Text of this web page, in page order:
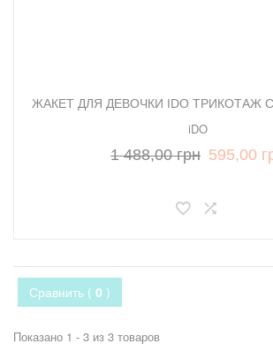
ЖАКЕТ ДЛЯ ДЕВОЧКИ IDO ТРИКОТАЖ
iDO
1 488,00 грн 595,00
Сравнить ( 0 )
Показано 1 - 3 из 3 товаров